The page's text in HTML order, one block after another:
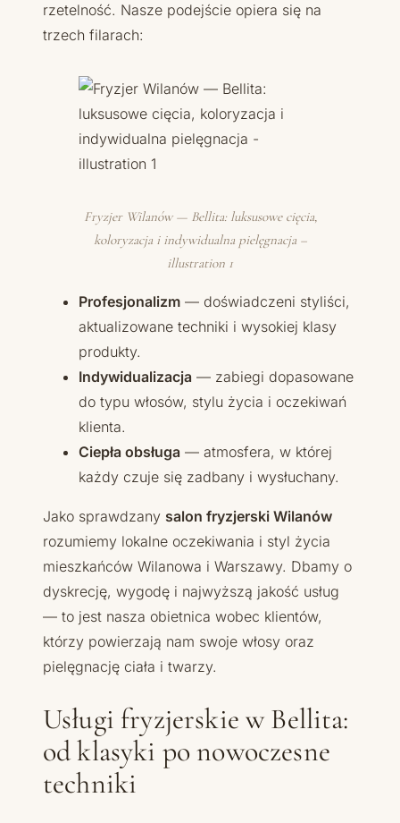
rzetelność. Nasze podejście opiera się na
trzech filarach:
Fryzjer Wilanów — Bellita: luksusowe cięcia,
koloryzacja i indywidualna pielęgnacja –
illustration 1
Profesjonalizm — doświadczeni styliści,
aktualizowane techniki i wysokiej klasy
produkty.
Indywidualizacja — zabiegi dopasowane
do typu włosów, stylu życia i oczekiwań
klienta.
Ciepła obsługa — atmosfera, w której
każdy czuje się zadbany i wysłuchany.
Jako sprawdzany salon fryzjerski Wilanów
rozumiemy lokalne oczekiwania i styl życia
mieszkańców Wilanowa i Warszawy. Dbamy o
dyskrecję, wygodę i najwyższą jakość usług
— to jest nasza obietnica wobec klientów,
którzy powierzają nam swoje włosy oraz
pielęgnację ciała i twarzy.
Usługi fryzjerskie w Bellita:
od klasyki po nowoczesne
techniki